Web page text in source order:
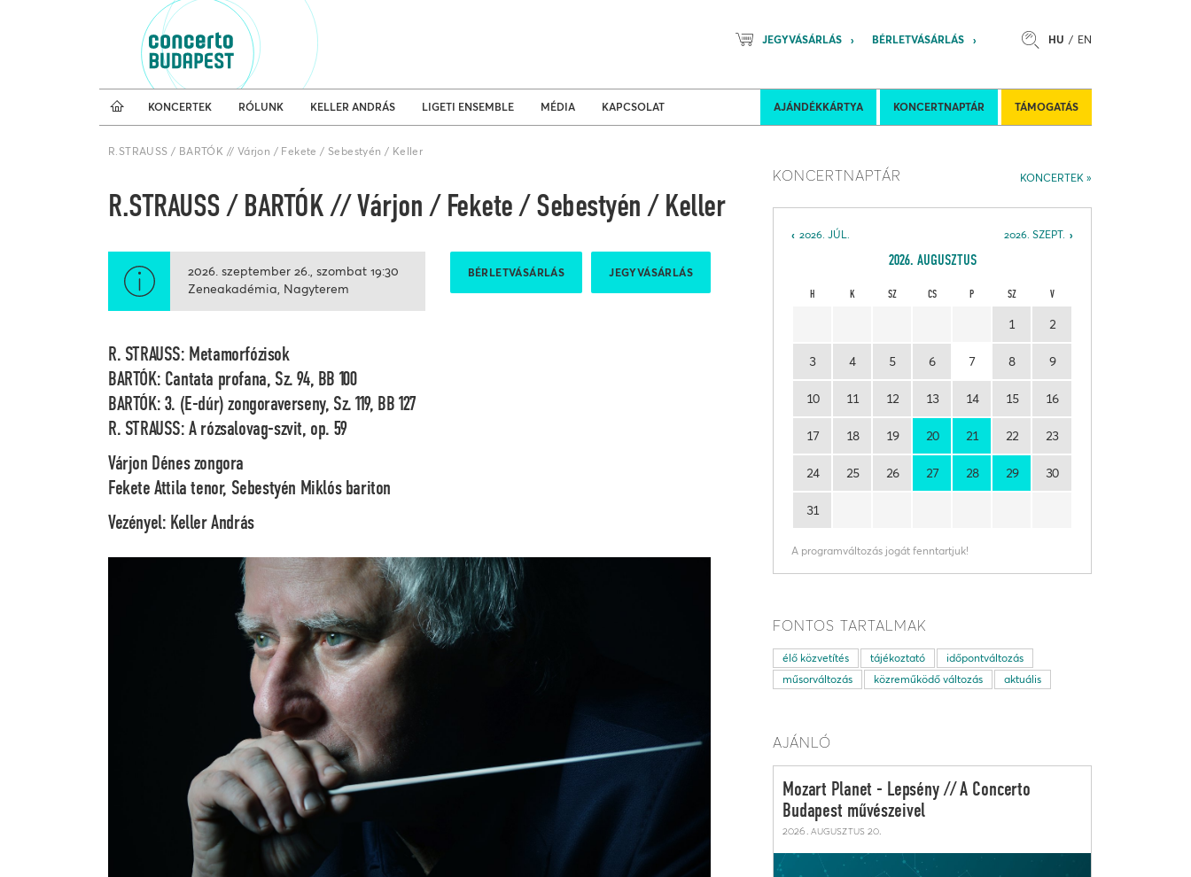
HU EN
JEGYVÁSÁRLÁS BÉRLETVÁSÁRLÁS
AJÁNDÉKKÁRTYA KONCERTNAPTÁR TÁMOGATÁS
KONCERTEK RÓLUNK KELLER ANDRÁS LIGETI ENSEMBLE MÉDIA KAPCSOLAT
Koncertnaptár
R.STRAUSS / BARTÓK // Várjon / Fekete / Sebestyén / Keller
R.STRAUSS / BARTÓK // Várjon / Fekete / Sebestyén / Keller
JEGYVÁSÁRLÁS
BÉRLETVÁSÁRLÁS
2026. szeptember 26. szombat 19:30
Zeneakadémia, Nagyterem
R. STRAUSS: Metamorfózisok
BARTÓK: Cantata profana, Sz. 94, BB 100
BARTÓK: 3. (E-dúr) zongoraverseny, Sz. 119, BB 127
R. STRAUSS: A rózsalovag-szvit, op. 59
Várjon Déneszongora
Fekete Attila tenor, Sebestyén Miklósbariton
Vezényel: Keller András
KONCERTEK
KONCERTNAPTÁR
2026. SZEPT.
2026. JÚL.
2026. AUGUSZTUS
H K SZ CS P SZ V
1 2
3 4 5 6 7 8 9
10 11 12 13 14 15 16
17 18 19 20 21 22 23
24 25 26 27 28 29 30
31
A programváltozás jogát fenntartjuk!
FONTOS TARTALMAK
élő közvetítés tájékoztató
időpontváltozás
műsorváltozás
közreműködő változás aktuális
AJÁNLÓ
Mozart Planet - Lepsény // A Concerto
Budapest művészeivel
2026. augusztus 20.